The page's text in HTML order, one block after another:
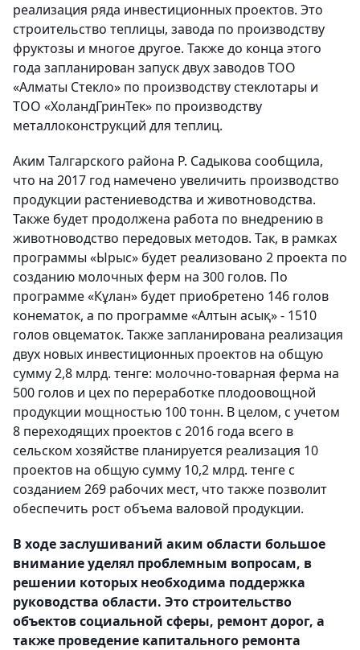
реализация ряда инвестиционных проектов. Это
строительство теплицы, завода по производству
фруктозы и многое другое. Также до конца этого
года запланирован запуск двух заводов ТОО
«Алматы Стекло» по производству стеклотары и
ТОО «ХоландГринТек» по производству
металлоконструкций для теплиц.
Аким Талгарского района Р. Садыкова сообщила,
что на 2017 год намечено увеличить производство
продукции растениеводства и животноводства.
Также будет продолжена работа по внедрению в
животноводство передовых методов. Так, в рамках
программы «Ырыс» будет реализовано 2 проекта по
созданию молочных ферм на 300 голов. По
программе «Кұлан» будет приобретено 146 голов
конематок, а по программе «Алтын асық» - 1510
голов овцематок. Также запланирована реализация
двух новых инвестиционных проектов на общую
сумму 2,8 млрд. тенге: молочно-товарная ферма на
500 голов и цех по переработке плодоовощной
продукции мощностью 100 тонн. В целом, с учетом
8 переходящих проектов с 2016 года всего в
сельском хозяйстве планируется реализация 10
проектов на общую сумму 10,2 млрд. тенге с
созданием 269 рабочих мест, что также позволит
обеспечить рост объема валовой продукции.
В ходе заслушиваний аким области большое
внимание уделял проблемным вопросам, в
решении которых необходима поддержка
руководства области. Это строительство
объектов социальной сферы, ремонт дорог, а
также проведение капитального ремонта